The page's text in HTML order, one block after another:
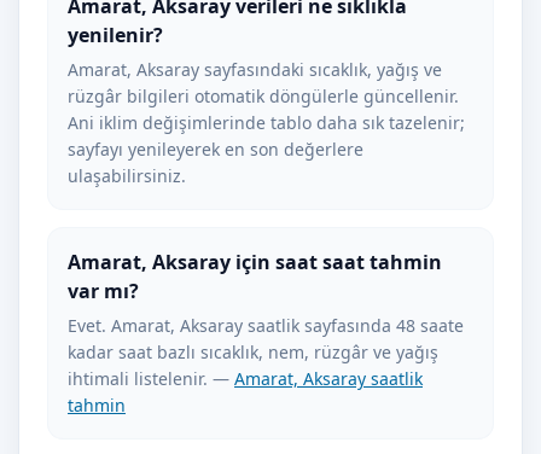
Amarat, Aksaray verileri ne sıklıkla
yenilenir?
Amarat, Aksaray sayfasındaki sıcaklık, yağış ve
rüzgâr bilgileri otomatik döngülerle güncellenir.
Ani iklim değişimlerinde tablo daha sık tazelenir;
sayfayı yenileyerek en son değerlere
ulaşabilirsiniz.
Amarat, Aksaray için saat saat tahmin
var mı?
Evet. Amarat, Aksaray saatlik sayfasında 48 saate
kadar saat bazlı sıcaklık, nem, rüzgâr ve yağış
ihtimali listelenir. — Amarat, Aksaray saatlik
tahmin